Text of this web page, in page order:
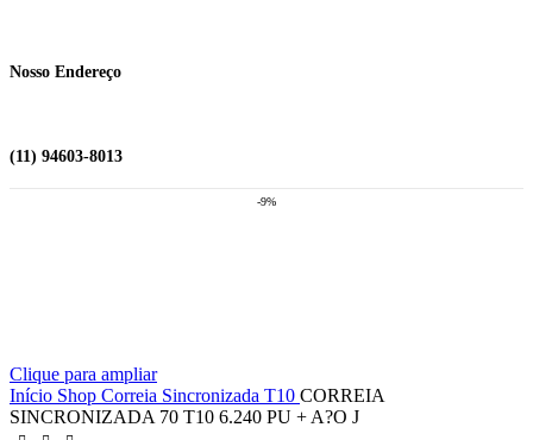
Nosso Endereço
(11) 94603-8013
-9%
Clique para ampliar
Início Shop Correia Sincronizada T10 CORREIA
SINCRONIZADA 70 T10 6.240 PU + A?O J